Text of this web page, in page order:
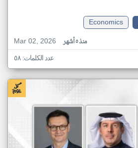
Economics
Mar 02, 2026
منذ ٥ أشهر
عدد الكلمات: ٥٨